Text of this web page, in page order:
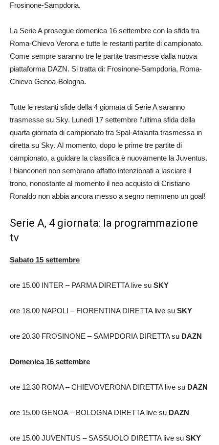
Frosinone-Sampdoria.
La Serie A prosegue domenica 16 settembre con la sfida tra
Roma-Chievo Verona e tutte le restanti partite di campionato.
Come sempre saranno tre le partite trasmesse dalla nuova
piattaforma DAZN. Si tratta di: Frosinone-Sampdoria, Roma-
Chievo Genoa-Bologna.
Tutte le restanti sfide della 4 giornata di Serie A saranno
trasmesse su Sky. Lunedì 17 settembre l’ultima sfida della
quarta giornata di campionato tra Spal-Atalanta trasmessa in
diretta su Sky. Al momento, dopo le prime tre partite di
campionato, a guidare la classifica è nuovamente la Juventus.
I bianconeri non sembrano affatto intenzionati a lasciare il
trono, nonostante al momento il neo acquisto di Cristiano
Ronaldo non abbia ancora messo a segno nemmeno un goal!
Serie A, 4 giornata: la programmazione
tv
Sabato 15 settembre
ore 15.00 INTER – PARMA DIRETTA live su SKY
ore 18.00 NAPOLI – FIORENTINA DIRETTA live su SKY
ore 20.30 FROSINONE – SAMPDORIA DIRETTA su DAZN
Domenica 16 settembre
ore 12.30 ROMA – CHIEVOVERONA DIRETTA live su DAZN
ore 15.00 GENOA – BOLOGNA DIRETTA live su DAZN
ore 15.00 JUVENTUS – SASSUOLO DIRETTA live su SKY